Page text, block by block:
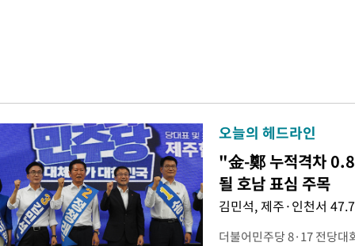
오늘의 헤드라인
"金-鄭 누적격차
될 호남 표심 주목
김민석, 제주·인천서
더불어민주당 8·17 전당대